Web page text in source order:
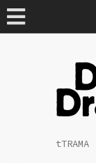
tTRAMA